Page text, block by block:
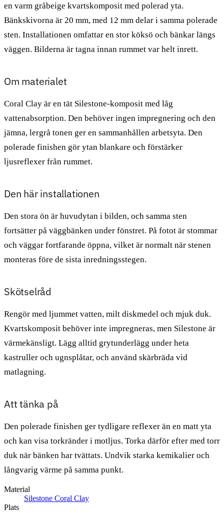
en varm gråbeige kvartskomposit med polerad yta.
Bänkskivorna är 20 mm, med 12 mm delar i samma polerade
sten. Installationen omfattar en stor köksö och bänkar längs
väggen. Bilderna är tagna innan rummet var helt inrett.
Om materialet
Coral Clay är en tät Silestone-komposit med låg
vattenabsorption. Den behöver ingen impregnering och den
jämna, lergrå tonen ger en sammanhållen arbetsyta. Den
polerade finishen gör ytan blankare och förstärker
ljusreflexer från rummet.
Den här installationen
Den stora ön är huvudytan i bilden, och samma sten
fortsätter på väggbänken under fönstret. På fotot är stommar
och väggar fortfarande öppna, vilket är normalt när stenen
monteras före de sista inredningsstegen.
Skötselråd
Rengör med ljummet vatten, milt diskmedel och mjuk duk.
Kvartskomposit behöver inte impregneras, men Silestone är
värmekänsligt. Lägg alltid grytunderlägg under heta
kastruller och ugnsplåtar, och använd skärbräda vid
matlagning.
Att tänka på
Den polerade finishen ger tydligare reflexer än en matt yta
och kan visa torkränder i motljus. Torka därför efter med torr
duk när bänken har tvättats. Undvik starka kemikalier och
långvarig värme på samma punkt.
Material
Silestone Coral Clay
Plats